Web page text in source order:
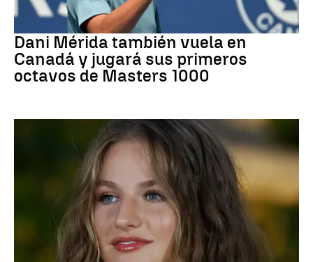
Dani Mérida también vuela en
Canadá y jugará sus primeros
octavos de Masters 1000